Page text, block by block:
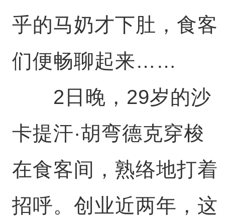
乎的马奶才下肚，食客
们便畅聊起来……
2日晚，29岁的沙
卡提汗·胡弯德克穿梭
在食客间，熟络地打着
招呼。创业近两年，这